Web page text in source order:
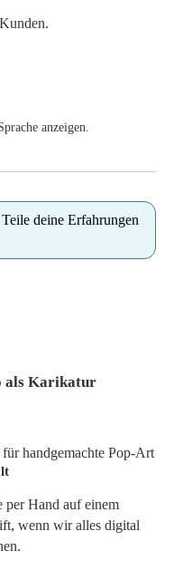
anzeigen.
deine Erfahrungen
als Karikatur
per Hand auf einem
wenn wir alles digital